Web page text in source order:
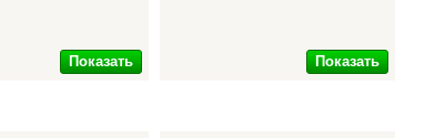
Показать Показать